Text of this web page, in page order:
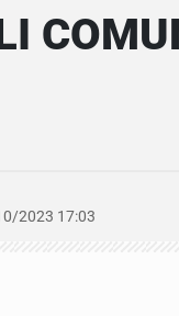
2023 17:03